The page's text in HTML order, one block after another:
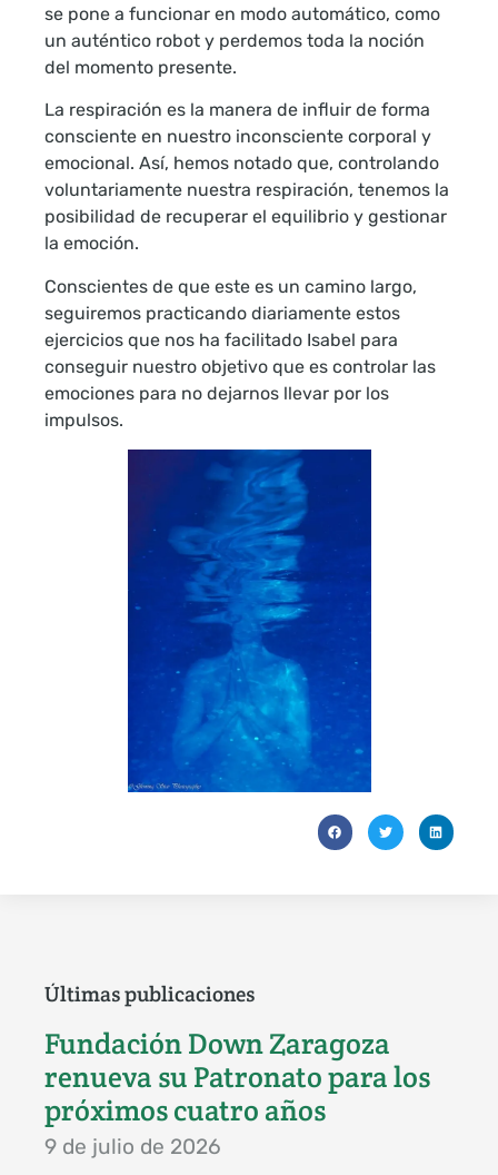
se pone a funcionar en modo automático, como
un auténtico robot y perdemos toda la noción
del momento presente.
La respiración es la manera de influir de forma
consciente en nuestro inconsciente corporal y
emocional. Así, hemos notado que, controlando
voluntariamente nuestra respiración, tenemos la
posibilidad de recuperar el equilibrio y gestionar
la emoción.
Conscientes de que este es un camino largo,
seguiremos practicando diariamente estos
ejercicios que nos ha facilitado Isabel para
conseguir nuestro objetivo que es controlar las
emociones para no dejarnos llevar por los
impulsos.
Últimas publicaciones
Fundación Down Zaragoza
renueva su Patronato para los
próximos cuatro años
9 de julio de 2026